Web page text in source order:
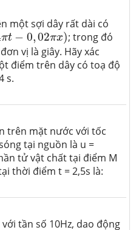
một sợi dây rất dài có
πt − 0,02πx)
t−0,02πx)
; trong đó
vị là giây. Hãy xác
điểm trên dây có toạ độ
s.
trên mặt nước với tốc
tại nguồn là u =
tử vật chất tại điểm M
thời điểm t = 2,5s là:
tần số 10Hz, dao động